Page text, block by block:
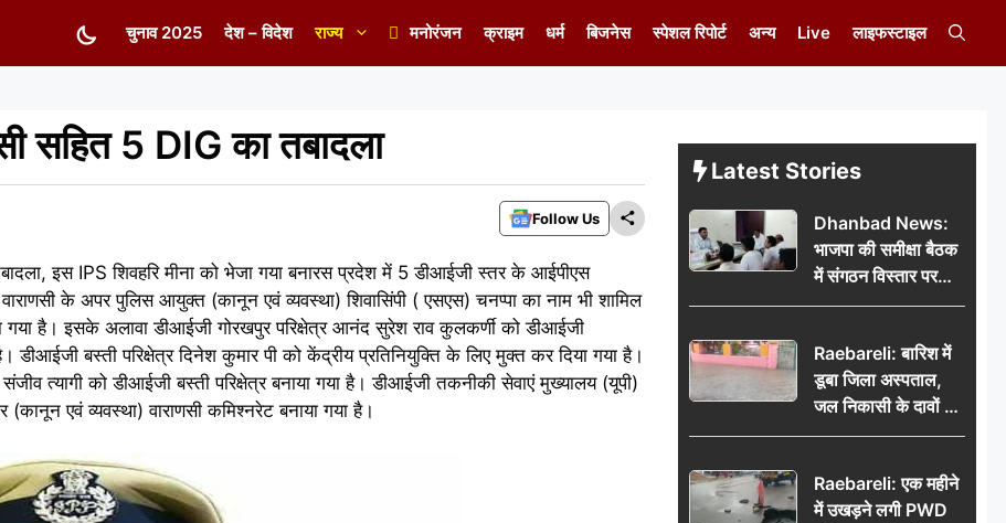
चुनाव 2025 देश – विदेश राज्य मनोरंजन क्राइम धर्म बिजनेस स्पेशल रिपोर्ट अन्य Live लाइफस्टाइल
सहित 5 DIG का तबादला
Follow Us
इस IPS शिवहरि मीना को भेजा गया बनारस प्रदेश में 5 डीआईजी स्तर के आईपीएस
के अपर पुलिस आयुक्त (कानून एवं व्यवस्था) शिवासिंपी ( एसएस) चनप्पा का नाम भी शामिल
गया है। इसके अलावा डीआईजी गोरखपुर परिक्षेत्र आनंद सुरेश राव कुलकर्णी को डीआईजी
डीआईजी बस्ती परिक्षेत्र दिनेश कुमार पी को केंद्रीय प्रतिनियुक्ति के लिए मुक्त कर दिया गया है।
त्यागी को डीआईजी बस्ती परिक्षेत्र बनाया गया है। डीआईजी तकनीकी सेवाएं मुख्यालय (यूपी)
एवं व्यवस्था) वाराणसी कमिश्नरेट बनाया गया है।
Latest Stories
Dhanbad News:
भाजपा की समीक्षा बैठक
में संगठन विस्तार पर
मंथन, बीडीओ से
जनसमस्याओं का विवरण
Raebareli: बारिश में
डूबा जिला अस्पताल,
जल निकासी के दावों की
खुली पोल
Raebareli: एक महीने
में उखड़ने लगी PWD